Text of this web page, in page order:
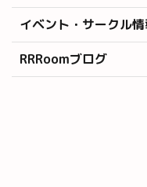
イベント・サークル
RRRoomブログ